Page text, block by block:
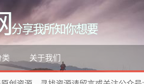
分享我所知你想要
关于我们